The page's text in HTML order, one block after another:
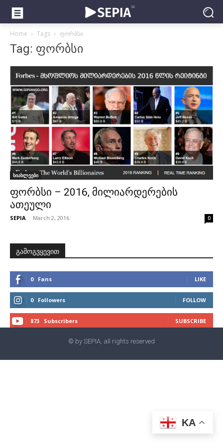
Home Tags ფორბსი
Tag: ფორბსი
სიახლეები
ფორბსი – 2016, მილიარდერების
ათეული
SEPIA - March 2, 2016 0
გამოგვყევით
0 Fans LIKE
0 Followers FOLLOW
873 Subscribers SUBSCRIBE
© by SEPIA, all rights reserved
KA